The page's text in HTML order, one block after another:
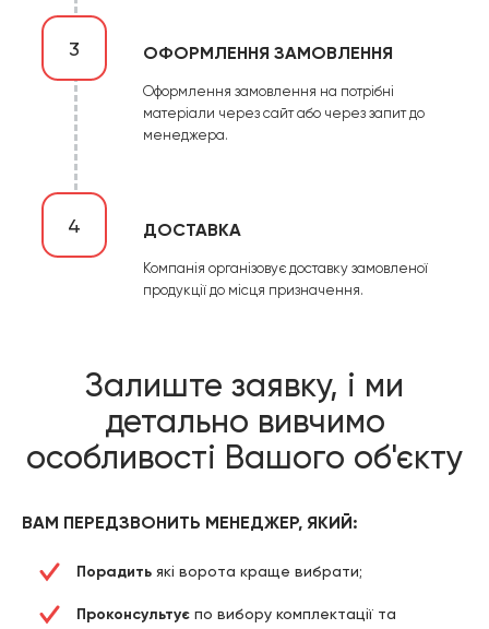
3 ОФОРМЛЕННЯ ЗАМОВЛЕННЯ
Оформлення замовлення на потрібні
матеріали через сайт або через запит до
менеджера.
4 ДОСТАВКА
Компанія організовує доставку замовленої
продукції до місця призначення.
Залиште заявку, і ми
детально вивчимо
особливості Вашого об'єкту
ВАМ ПЕРЕДЗВОНИТЬ МЕНЕДЖЕР, ЯКИЙ:
Порадить які ворота краще вибрати;
Проконсультує по вибору комплектації та